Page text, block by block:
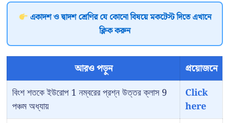
একাদশ ও দ্বাদশ শ্রেণির যে কোনো বিষয়ে মকটেস্ট দিতে এখানে
ক্লিক করুন
আরও পড়ুন
প্রয়োজনে
বিংশ শতকে ইউরোপ 1 নম্বরের প্রশ্ন উত্তর ক্লাস 9
পঞ্চম অধ্যায়
Click
here